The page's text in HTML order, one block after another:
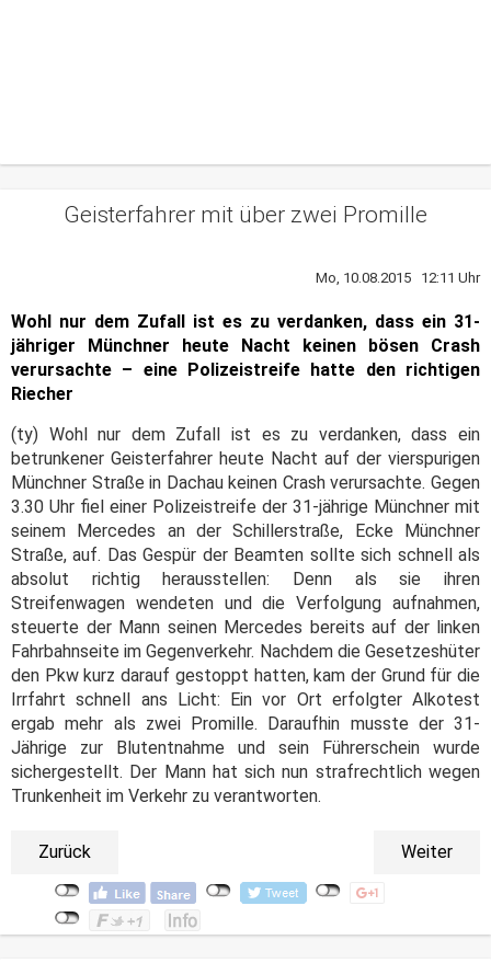
Geisterfahrer mit über zwei Promille
Mo, 10.08.2015 12:11 Uhr
Wohl nur dem Zufall ist es zu verdanken, dass ein 31-
jähriger Münchner heute Nacht keinen bösen Crash
verursachte – eine Polizeistreife hatte den richtigen
Riecher
(ty) Wohl nur dem Zufall ist es zu verdanken, dass ein
betrunkener Geisterfahrer heute Nacht auf der vierspurigen
Münchner Straße in Dachau keinen Crash verursachte. Gegen
3.30 Uhr fiel einer Polizeistreife der 31-jährige Münchner mit
seinem Mercedes an der Schillerstraße, Ecke Münchner
Straße, auf. Das Gespür der Beamten sollte sich schnell als
absolut richtig herausstellen: Denn als sie ihren
Streifenwagen wendeten und die Verfolgung aufnahmen,
steuerte der Mann seinen Mercedes bereits auf der linken
Fahrbahnseite im Gegenverkehr. Nachdem die Gesetzeshüter
den Pkw kurz darauf gestoppt hatten, kam der Grund für die
Irrfahrt schnell ans Licht: Ein vor Ort erfolgter Alkotest
ergab mehr als zwei Promille. Daraufhin musste der 31-
Jährige zur Blutentnahme und sein Führerschein wurde
sichergestellt. Der Mann hat sich nun strafrechtlich wegen
Trunkenheit im Verkehr zu verantworten.
Zurück Weiter